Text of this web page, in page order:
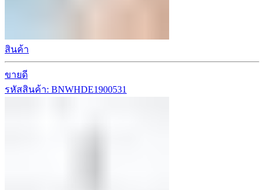
สินค้า
ขายดี
รหัสสินค้า: BNWHDE1900531